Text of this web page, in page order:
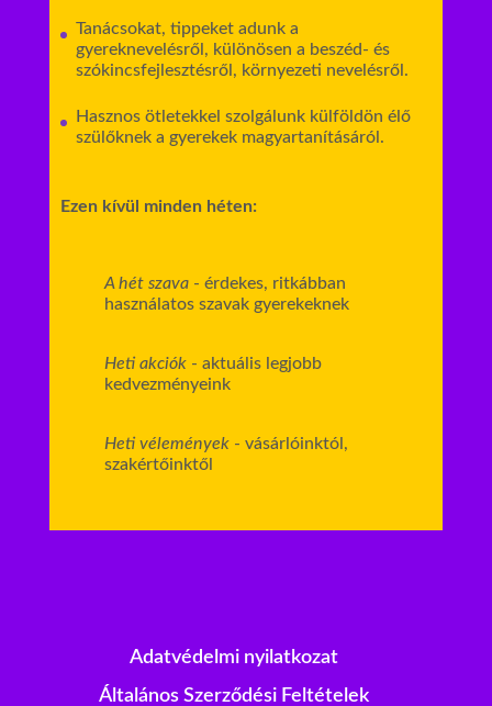
Tanácsokat, tippeket adunk a
gyereknevelésről, különösen a beszéd- és
szókincsfejlesztésről, környezeti nevelésről.
Hasznos ötletekkel szolgálunk külföldön élő
szülőknek a gyerekek magyartanításáról.
Ezen kívül minden héten:
A hét szava- érdekes, ritkábban
használatos szavak gyerekeknek
Heti akciók- aktuális legjobb
kedvezményeink
Heti vélemények- vásárlóinktól,
szakértőinktől
Adatvédelmi nyilatkozat
Általános Szerződési Feltételek